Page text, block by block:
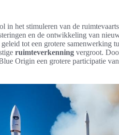
in het stimuleren van de
en de ontwikkeling van
tot een grotere samenwerking
ruimteverkenning vergroot.
Origin een grotere participatie